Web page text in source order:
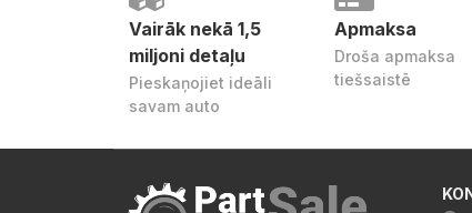
Vairāk nekā 1,5
miljoni detaļu
Pieskaņojiet ideāli
savam auto
Apmaksa
Droša apmaksa
tiešsaistē